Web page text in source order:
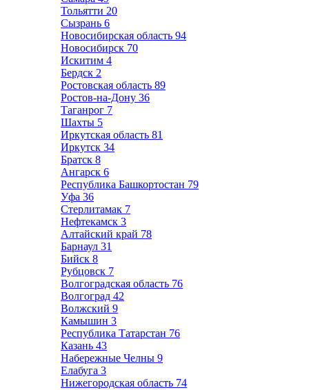
Тольятти 20
Сызрань 6
Новосибирская область 94
Новосибирск 70
Искитим 4
Бердск 2
Ростовская область 89
Ростов-на-Дону 36
Таганрог 7
Шахты 5
Иркутская область 81
Иркутск 34
Братск 8
Ангарск 6
Республика Башкортостан 79
Уфа 36
Стерлитамак 7
Нефтекамск 3
Алтайский край 78
Барнаул 31
Бийск 8
Рубцовск 7
Волгоградская область 76
Волгоград 42
Волжский 9
Камышин 3
Республика Татарстан 76
Казань 43
Набережные Челны 9
Елабуга 3
Нижегородская область 74